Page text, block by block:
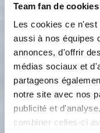
Team fan de
Les cookies ce
aussi à nos équipes
annonces, d'offrir
médias sociaux et
partageons
notre site avec nos
publicité et
combiner celles-ci